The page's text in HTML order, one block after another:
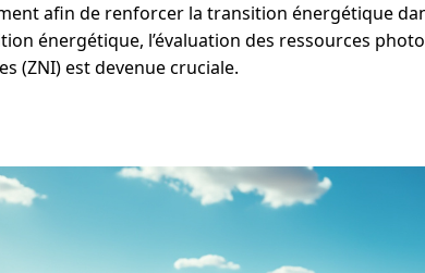
afin de renforcer la transition énergétique
énergétique, l’évaluation des ressources
(ZNI) est devenue cruciale.